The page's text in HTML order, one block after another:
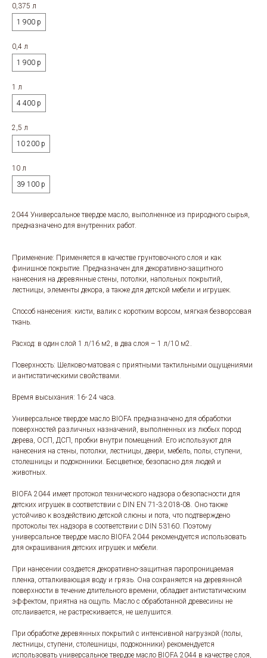
0,375 л
1 900 р
0,4 л
1 900 р
1 л
4 400 р
2,5 л
10 200 р
10 л
39 100 р
2044 Универсальное твердое масло, выполненное из природного сырья,
предназначено для внутренних работ.
Применение: Применяется в качестве грунтовочного слоя и как
финишное покрытие. Предназначен для декоративно-защитного
нанесения на деревянные стены, потолки, напольных покрытий,
лестницы, элементы декора, а также для детской мебели и игрушек.
Способ нанесения: кисти, валик с коротким ворсом, мягкая безворсовая
ткань.
Расход: в один слой 1 л/16 м2, в два слоя – 1 л/10 м2.
Поверхность: Шелково-матовая с приятными тактильными ощущениями
и антистатическими свойствами.
Время высыхания: 16- 24 часа.
Универсальное твердое масло BIOFA предназначено для обработки
поверхностей различных назначений, выполненных из любых пород
дерева, ОСП, ДСП, пробки внутри помещений. Его используют для
нанесения на стены, потолки, лестницы, двери, мебель, полы, ступени,
столешницы и подоконники. Бесцветное, безопасно для людей и
животных.
BIOFA 2044 имеет протокол технического надзора о безопасности для
детских игрушек в соответствии с DIN EN 71-3:2018-08. Оно также
устойчиво к воздействию детской слюны и пота, что подтверждено
протоколы тех.надзора в соответствии с DIN 53160. Поэтому
универсальное твердое масло BIOFA 2044 рекомендуется использовать
для окрашивания детских игрушек и мебели.
При нанесении создается декоративно-защитная паропроницаемая
пленка, отталкивающая воду и грязь. Она сохраняется на деревянной
поверхности в течение длительного времени, обладает антистатическим
эффектом, приятна на ощупь. Масло с обработанной древесины не
отслаивается, не растрескивается, не шелушится.
При обработке деревянных покрытий с интенсивной нагрузкой (полы,
лестницы, ступени, столешницы, подоконники) рекомендуется
использовать универсальное твердое масло BIOFA 2044 в качестве слоя,